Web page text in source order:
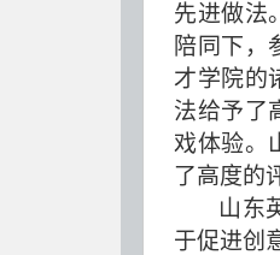
先进做法
陪同下，
才学院的
法给予了
戏体验。
了高度的
山东
于促进创